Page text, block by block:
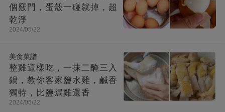
個竅門，蛋殼一碰就掉，超
乾淨
2024/05/22
美食菜譜
整雞這樣吃，一抹二醃三入
鍋，教你客家鹽水雞，鹹香
獨特，比鹽焗雞還香
2024/05/22